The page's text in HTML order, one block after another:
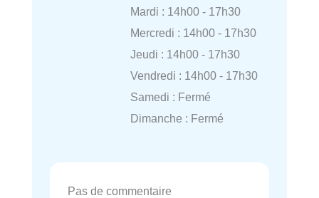
Mardi : 14h00 - 17h30
Mercredi : 14h00 - 17h30
Jeudi : 14h00 - 17h30
Vendredi : 14h00 - 17h30
Samedi : Fermé
Dimanche : Fermé
Pas de commentaire